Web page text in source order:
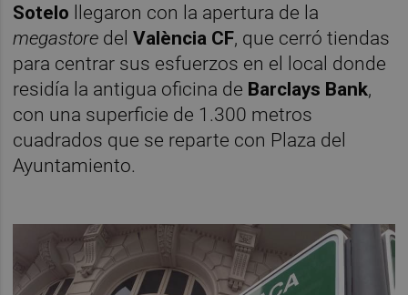
Sotelo
llegaron con la apertura de la
megastore delValència CF, que cerró tiendas
para centrar sus esfuerzos en el local donde
residía la antigua oficina de Barclays Bank,
con una superficie de 1.300 metros
cuadrados que se reparte con Plaza del
Ayuntamiento.